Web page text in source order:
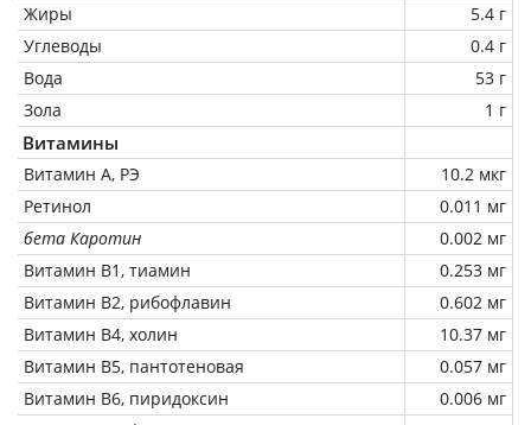
Жиры
5.4 г
Углеводы
0.4 г
Вода
53 г
Зола
1 г
Витамины
Витамин А, РЭ
10.2 мкг
Ретинол
0.011 мг
бета Каротин
0.002 мг
Витамин В1, тиамин
0.253 мг
Витамин В2, рибофлавин
0.602 мг
Витамин В4, холин
10.37 мг
Витамин В5, пантотеновая
0.057 мг
Витамин В6, пиридоксин
0.006 мг